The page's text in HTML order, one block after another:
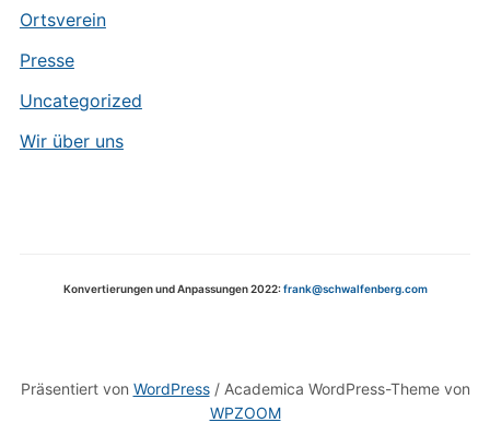
Ortsverein
Presse
Uncategorized
Wir über uns
Konvertierungen und Anpassungen 2022:frank@schwalfenberg.com
Präsentiert von WordPress/ Academica WordPress-Theme von
WPZOOM